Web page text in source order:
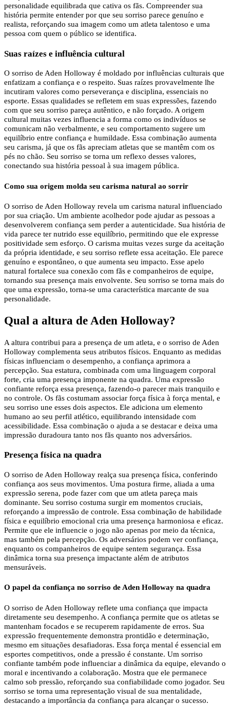
personalidade equilibrada que cativa os fãs. Compreender sua
história permite entender por que seu sorriso parece genuíno e
realista, reforçando sua imagem como um atleta talentoso e uma
pessoa com quem o público se identifica.
Suas raízes e influência cultural
O sorriso de Aden Holloway é moldado por influências culturais que
enfatizam a confiança e o respeito. Suas raízes provavelmente lhe
incutiram valores como perseverança e disciplina, essenciais no
esporte. Essas qualidades se refletem em suas expressões, fazendo
com que seu sorriso pareça autêntico, e não forçado. A origem
cultural muitas vezes influencia a forma como os indivíduos se
comunicam não verbalmente, e seu comportamento sugere um
equilíbrio entre confiança e humildade. Essa combinação aumenta
seu carisma, já que os fãs apreciam atletas que se mantêm com os
pés no chão. Seu sorriso se torna um reflexo desses valores,
conectando sua história pessoal à sua imagem pública.
Como sua origem molda seu carisma natural ao sorrir
O sorriso de Aden Holloway revela um carisma natural influenciado
por sua criação. Um ambiente acolhedor pode ajudar as pessoas a
desenvolverem confiança sem perder a autenticidade. Sua história de
vida parece ter nutrido esse equilíbrio, permitindo que ele expresse
positividade sem esforço. O carisma muitas vezes surge da aceitação
da própria identidade, e seu sorriso reflete essa aceitação. Ele parece
genuíno e espontâneo, o que aumenta seu impacto. Esse apelo
natural fortalece sua conexão com fãs e companheiros de equipe,
tornando sua presença mais envolvente. Seu sorriso se torna mais do
que uma expressão, torna-se uma característica marcante de sua
personalidade.
Qual a altura de Aden Holloway?
A altura contribui para a presença de um atleta, e o sorriso de Aden
Holloway complementa seus atributos físicos. Enquanto as medidas
físicas influenciam o desempenho, a confiança aprimora a
percepção. Sua estatura, combinada com uma linguagem corporal
forte, cria uma presença imponente na quadra. Uma expressão
confiante reforça essa presença, fazendo-o parecer mais tranquilo e
no controle. Os fãs costumam associar força física à força mental, e
seu sorriso une esses dois aspectos. Ele adiciona um elemento
humano ao seu perfil atlético, equilibrando intensidade com
acessibilidade. Essa combinação o ajuda a se destacar e deixa uma
impressão duradoura tanto nos fãs quanto nos adversários.
Presença física na quadra
O sorriso de Aden Holloway realça sua presença física, conferindo
confiança aos seus movimentos. Uma postura firme, aliada a uma
expressão serena, pode fazer com que um atleta pareça mais
dominante. Seu sorriso costuma surgir em momentos cruciais,
reforçando a impressão de controle. Essa combinação de habilidade
física e equilíbrio emocional cria uma presença harmoniosa e eficaz.
Permite que ele influencie o jogo não apenas por meio da técnica,
mas também pela percepção. Os adversários podem ver confiança,
enquanto os companheiros de equipe sentem segurança. Essa
dinâmica torna sua presença impactante além de atributos
mensuráveis.
O papel da confiança no sorriso de Aden Holloway na quadra
O sorriso de Aden Holloway reflete uma confiança que impacta
diretamente seu desempenho. A confiança permite que os atletas se
mantenham focados e se recuperem rapidamente de erros. Sua
expressão frequentemente demonstra prontidão e determinação,
mesmo em situações desafiadoras. Essa força mental é essencial em
esportes competitivos, onde a pressão é constante. Um sorriso
confiante também pode influenciar a dinâmica da equipe, elevando o
moral e incentivando a colaboração. Mostra que ele permanece
calmo sob pressão, reforçando sua confiabilidade como jogador. Seu
sorriso se torna uma representação visual de sua mentalidade,
destacando a importância da confiança para alcançar o sucesso.